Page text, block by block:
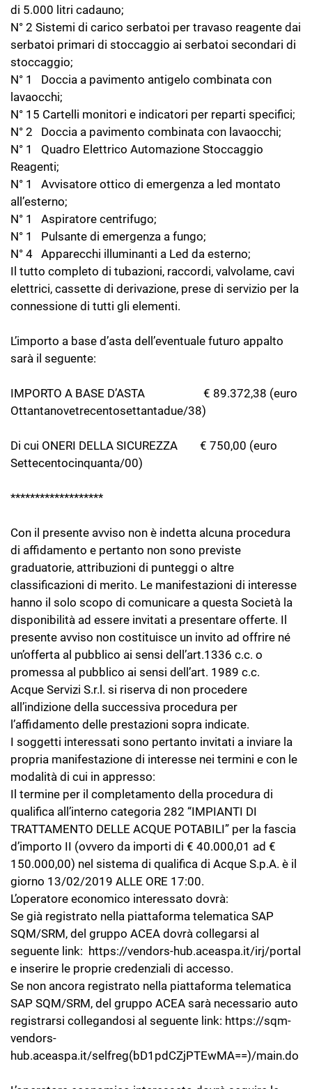
di 5.000 litri cadauno;
N° 2 Sistemi di carico serbatoi per travaso reagente dai
serbatoi primari di stoccaggio ai serbatoi secondari di
stoccaggio;
N° 1 Doccia a pavimento antigelo combinata con
lavaocchi;
N° 15 Cartelli monitori e indicatori per reparti specifici;
N° 2 Doccia a pavimento combinata con lavaocchi;
N° 1 Quadro Elettrico Automazione Stoccaggio
Reagenti;
N° 1 Avvisatore ottico di emergenza a led montato
all’esterno;
N° 1 Aspiratore centrifugo;
N° 1 Pulsante di emergenza a fungo;
N° 4 Apparecchi illuminanti a Led da esterno;
Il tutto completo di tubazioni, raccordi, valvolame, cavi
elettrici, cassette di derivazione, prese di servizio per la
connessione di tutti gli elementi.
L’importo a base d’asta dell’eventuale futuro appalto
sarà il seguente:
IMPORTO A BASE D’ASTA € 89.372,38 (euro
Ottantanovetrecentosettantadue/38)
Di cui ONERI DELLA SICUREZZA € 750,00 (euro
Settecentocinquanta/00)
*******************
Con il presente avviso non è indetta alcuna procedura
di affidamento e pertanto non sono previste
graduatorie, attribuzioni di punteggi o altre
classificazioni di merito. Le manifestazioni di interesse
hanno il solo scopo di comunicare a questa Società la
disponibilità ad essere invitati a presentare offerte. Il
presente avviso non costituisce un invito ad offrire né
un’offerta al pubblico ai sensi dell’art.1336 c.c. o
promessa al pubblico ai sensi dell’art. 1989 c.c.
Acque Servizi S.r.l. si riserva di non procedere
all’indizione della successiva procedura per
l’affidamento delle prestazioni sopra indicate.
I soggetti interessati sono pertanto invitati a inviare la
propria manifestazione di interesse nei termini e con le
modalità di cui in appresso:
Il termine per il completamento della procedura di
qualifica all’interno categoria 282 “IMPIANTI DI
TRATTAMENTO DELLE ACQUE POTABILI” per la fascia
d’importo II (ovvero da importi di € 40.000,01 ad €
150.000,00) nel sistema di qualifica di Acque S.p.A. è il
giorno 13/02/2019 ALLE ORE 17:00.
L’operatore economico interessato dovrà:
Se già registrato nella piattaforma telematica SAP
SQM/SRM, del gruppo ACEA dovrà collegarsi al
seguente link: https://vendors-hub.aceaspa.it/irj/portal
e inserire le proprie credenziali di accesso.
Se non ancora registrato nella piattaforma telematica
SAP SQM/SRM, del gruppo ACEA sarà necessario auto
registrarsi collegandosi al seguente link: https://sqm-
vendors-
hub.aceaspa.it/selfreg(bD1pdCZjPTEwMA==)/main.do